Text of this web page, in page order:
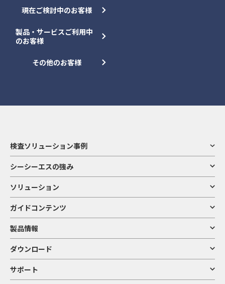
現在ご検討中のお客様
製品・サービスご利用中
のお客様
その他のお客様
検査ソリューション事例
シーシーエスの強み
ソリューション
ガイドコンテンツ
製品情報
ダウンロード
サポート